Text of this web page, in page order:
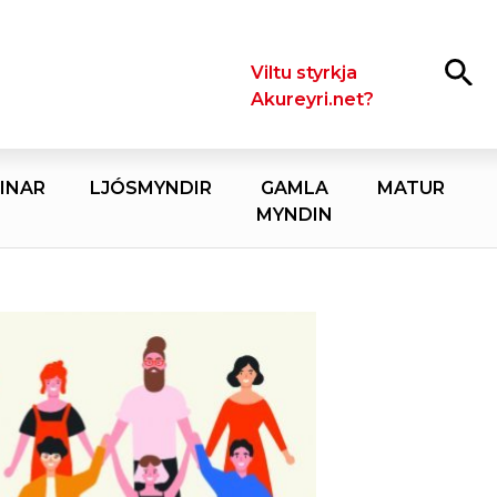
LeitaViltu styrkja
Akureyri.net?
LJÓSMYNDIR
GAMLA
MYNDIN
MATUR